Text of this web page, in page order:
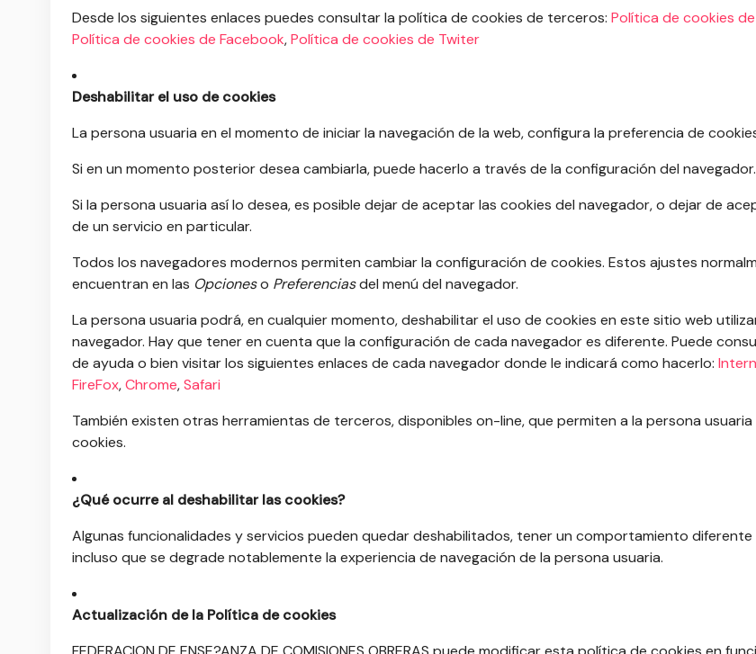
Desde los siguientes enlaces puedes consultar la política de cookies de terceros: Política de cookies
Política de cookies de Facebook,Política de cookies de Twiter
Deshabilitar el uso de cookies
La persona usuaria en el momento de iniciar la navegación de la web, configura la preferencia de
Si en un momento posterior desea cambiarla, puede hacerlo a través de la configuración del navegador.
Si la persona usuaria así lo desea, es posible dejar de aceptar las cookies del navegador, o dejar de
de un servicio en particular.
Todos los navegadores modernos permiten cambiar la configuración de cookies. Estos ajustes
encuentran en las Opcioneso Preferenciasdel menú del navegador.
La persona usuaria podrá, en cualquier momento, deshabilitar el uso de cookies en este sitio web
navegador. Hay que tener en cuenta que la configuración de cada navegador es diferente. Puede
de ayuda o bien visitar los siguientes enlaces de cada navegador donde le indicará como hacerlo:
FireFox,Chrome,Safari
También existen otras herramientas de terceros, disponibles on-line, que permiten a la persona
cookies.
¿Qué ocurre al deshabilitar las cookies?
Algunas funcionalidades y servicios pueden quedar deshabilitados, tener un comportamiento
incluso que se degrade notablemente la experiencia de navegación de la persona usuaria.
Actualización de la Política de cookies